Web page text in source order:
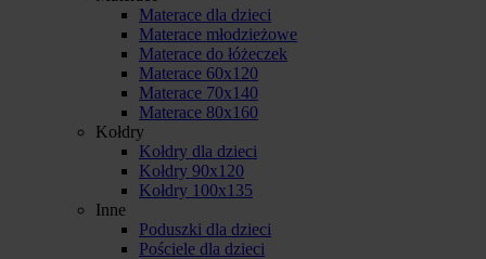
Materace dla dzieci
Materace młodzieżowe
Materace do łóżeczek
Materace 60x120
Materace 70x140
Materace 80x160
Kołdry
Kołdry dla dzieci
Kołdry 90x120
Kołdry 100x135
Inne
Poduszki dla dzieci
Pościele dla dzieci